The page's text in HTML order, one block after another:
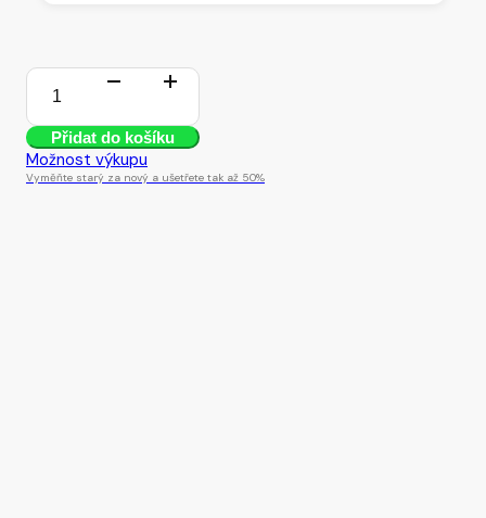
iPhone
12
64GB
Blue
množství
Přidat do košíku
Možnost výkupu
Vyměňte starý za nový a ušetřete tak až 50%